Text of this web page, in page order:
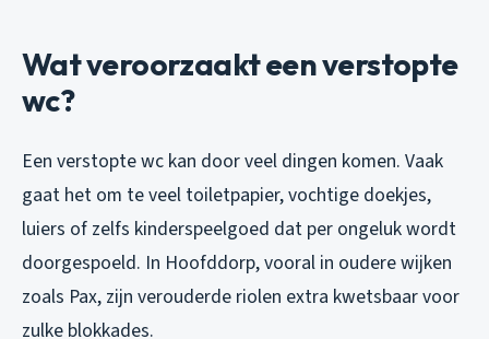
Wat veroorzaakt een verstopte
wc?
Een verstopte wc kan door veel dingen komen. Vaak
gaat het om te veel toiletpapier, vochtige doekjes,
luiers of zelfs kinderspeelgoed dat per ongeluk wordt
doorgespoeld. In Hoofddorp, vooral in oudere wijken
zoals Pax, zijn verouderde riolen extra kwetsbaar voor
zulke blokkades.